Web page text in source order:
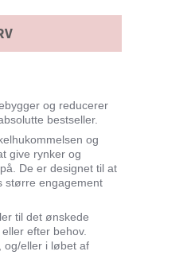
og reducerer
bestseller.
og
give rynker og
De er designet til at
større engagement
til det ønskede
efter behov.
og/eller i løbet af